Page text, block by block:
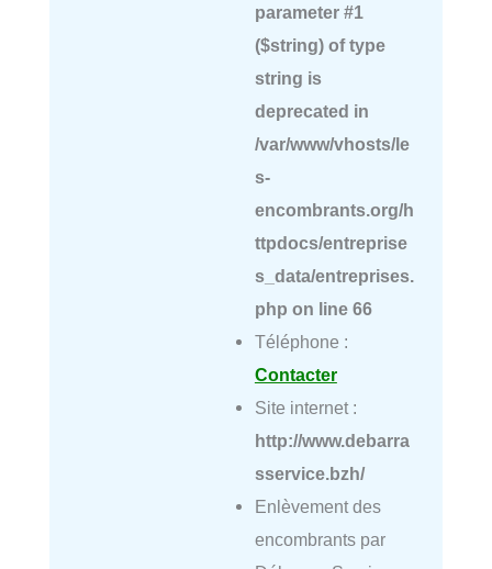
parameter #1
($string) of type
string is
deprecated in
/var/www/vhosts/le
s-
encombrants.org/h
ttpdocs/entreprise
s_data/entreprises.
php on line 66
Téléphone :
Contacter
Site internet :
http://www.debarra
sservice.bzh/
Enlèvement des
encombrants par